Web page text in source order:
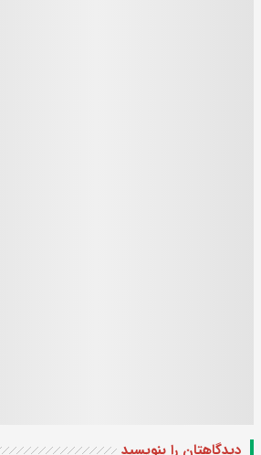
دیدگاهتان را بنویسید